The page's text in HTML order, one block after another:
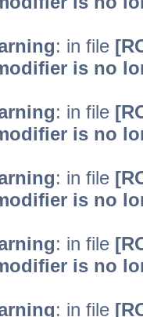
: in file
is no
: in file
is no
: in file
is no
: in file
is no
: in file